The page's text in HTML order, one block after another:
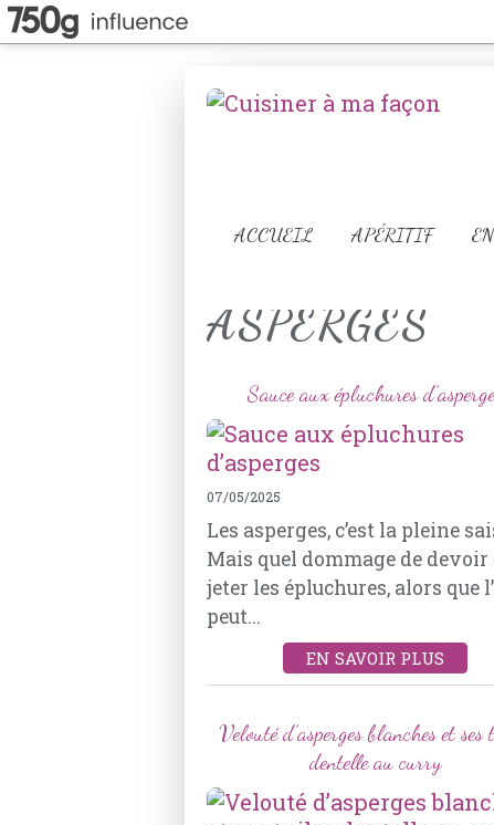
ACCUEIL APÉRITIF
ASPERGES
Sauce aux épluchures
07/05/2025
Les asperges, c’est la pleine
Mais quel dommage de devoir
jeter les épluchures, alors que
peut...
EN SAVOIR PLUS
Velouté d’asperges blanches et ses
dentelle au curry